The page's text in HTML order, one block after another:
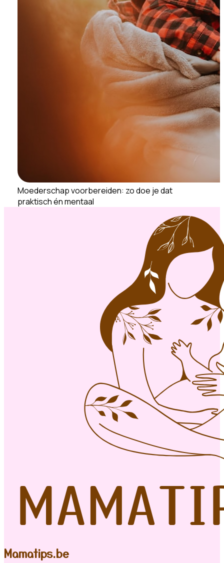
Moederschap voorbereiden: zo doe je dat
praktisch én mentaal
Mamatips.be